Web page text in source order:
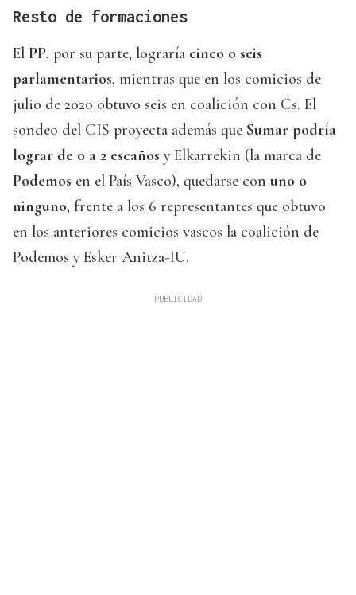
Resto de formaciones
El PP, por su parte, lograría cinco o seis
parlamentarios, mientras que en los comicios de
julio de 2020 obtuvo seis en coalición con Cs. El
sondeo del CIS proyecta además que Sumar podría
lograr de 0 a 2 escaños y Elkarrekin (la marca de
Podemos en el País Vasco), quedarse con uno o
ninguno, frente a los 6 representantes que obtuvo
en los anteriores comicios vascos la coalición de
Podemos y Esker Anitza-IU.